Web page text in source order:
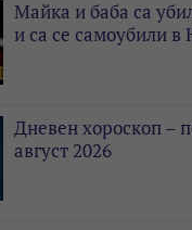
Майка и баба са
и са се самоубили
Дневен хороскоп –
август 2026